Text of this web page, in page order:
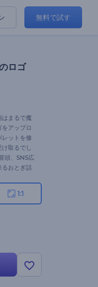
無料で試す
ロゴ
まるで魔
アップロ
ットを修
取るでし
頭、SNS広
るおとぎ話
1:1